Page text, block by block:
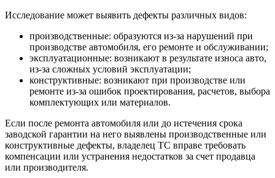
Исследование может выявить дефекты различных видов:
производственные: образуются из-за нарушений при
производстве автомобиля, его ремонте и обслуживании;
эксплуатационные: возникают в результате износа авто,
из-за сложных условий эксплуатации;
конструктивные: возникают при производстве или
ремонте из-за ошибок проектирования, расчетов, выбора
комплектующих или материалов.
Если после ремонта автомобиля или до истечения срока
заводской гарантии на него выявлены производственные или
конструктивные дефекты, владелец ТС вправе требовать
компенсации или устранения недостатков за счет продавца
или производителя.